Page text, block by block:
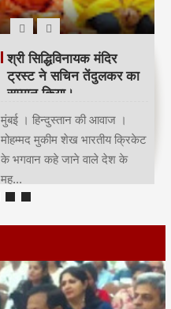
श्री सिद्धिविनायक मंदिर
ट्रस्ट ने सचिन तेंदुलकर का
सम्मान किया।
मुंबई । हिन्दुस्तान की आवाज ।
मोहम्मद मुकीम शेख भारतीय क्रिकेट
के भगवान कहे जाने वाले देश के
मह...